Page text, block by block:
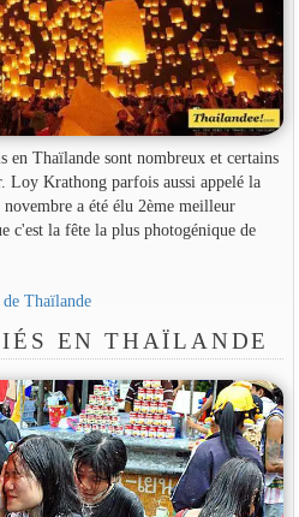
en Thaïlande sont nombreux et certains
Loy Krathong parfois aussi appelé la
a été élu 2ème meilleur
c'est la fête la plus photogénique de
Thaïlande
EN THAÏLANDE